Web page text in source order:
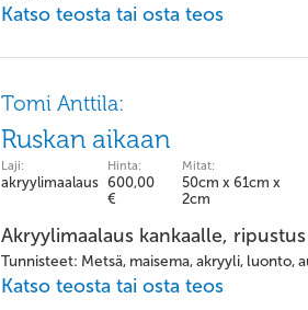
Katso teosta tai osta teos
Tomi Anttila:
Ruskan aikaan
Laji:
akryylimaalaus
Hinta:
600,00
€
Mitat:
50cm x 61cm x
2cm
Akryylimaalaus kankaalle,
Tunnisteet: Metsä, maisema, akryyli, luonto,
Katso teosta tai osta teos